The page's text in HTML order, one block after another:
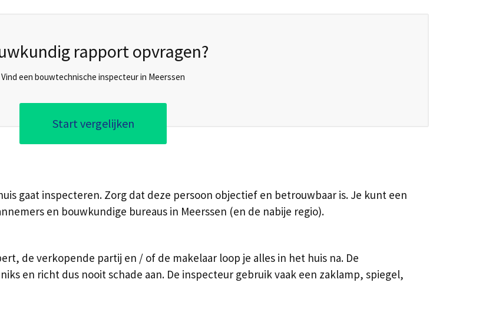
rapport opvragen?
Vind een bouwtechnische inspecteur in Meerssen
Start vergelijken
gaat inspecteren. Zorg dat deze persoon objectief en betrouwbaar is. Je kunt een
en bouwkundige bureaus in Meerssen (en de nabije regio).
de verkopende partij en / of de makelaar loop je alles in het huis na. De
en richt dus nooit schade aan. De inspecteur gebruik vaak een zaklamp, spiegel,